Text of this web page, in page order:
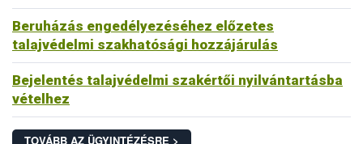
Beruházás engedélyezéséhez előzetes
talajvédelmi szakhatósági hozzájárulás
Bejelentés talajvédelmi szakértői nyilvántartásba
vételhez
TOVÁBB AZ ÜGYINTÉZÉSRE >